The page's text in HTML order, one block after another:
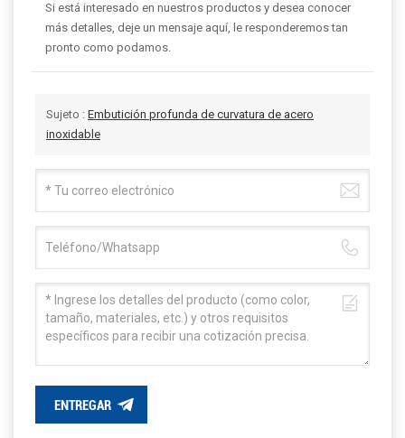
Si está interesado en nuestros productos y desea conocer
más detalles, deje un mensaje aquí, le responderemos tan
pronto como podamos.
Sujeto : Embutición profunda de curvatura de acero
inoxidable
ENTREGAR